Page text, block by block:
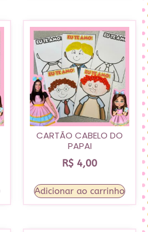
CARTÃO CABELO DO
PAPAI
R$ 4,00
Adicionar ao carrinho